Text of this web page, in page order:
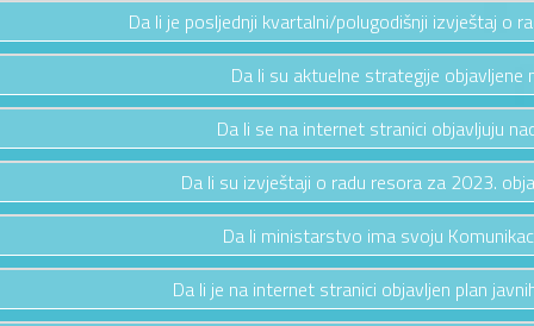
Da li je posljednji kvartalni/polugodišnji izvještaj o
Da li su aktuelne strategije objavljene
Da li se na internet stranici objavljuju
Da li su izvještaji o radu resora za 2023.
Da li ministarstvo ima svoju
Da li je na internet stranici objavljen plan